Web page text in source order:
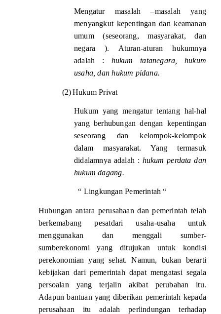
Mengatur masalah –masalah yang
menyangkut kepentingan dan keamanan
umum (seseorang, masyarakat, dan
negara ). Aturan-aturan hukumnya
adalah : hukum tatanegara, hukum
usaha, dan hukum pidana.
(2)Hukum Privat
Hukum yang mengatur tentang hal-hal
yang berhubungan dengan kepentingan
seseorang dan kelompok-kelompok
dalam masyarakat. Yang termasuk
didalamnya adalah : hukum perdata dan
hukum dagang.
“ Lingkungan Pemerintah “
Hubungan antara perusahaan dan pemerintah telah
berkemabang pesatdari usaha-usaha untuk
menggunakan dan menggali sumber-
sumberekonomi yang ditujukan untuk kondisi
perekonomian yang sehat. Namun, bukan berarti
kebijakan dari pemerintah dapat mengatasi segala
persoalan yang terjalin akibat perubahan itu.
Adapun bantuan yang diberikan pemerintah kepada
perusahaan itu adalah perlindungan terhadap